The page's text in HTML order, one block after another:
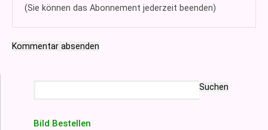
(Sie können das Abonnement jederzeit beenden)
Kommentar absenden
Suchen
Bild Bestellen